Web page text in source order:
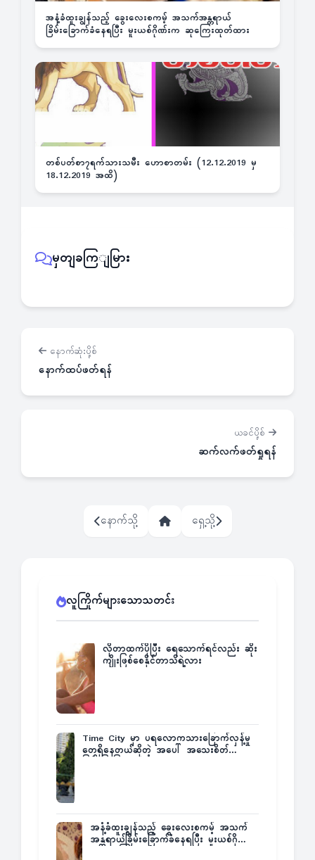
အနံ့ခံထူးချွန်သည့် ခွေးလေးစကမ့် အသက်အန္တရာယ်
ခြိမ်းခြောက်ခံနေရပြီး မူးယစ်ဂိုဏ်းက ဆုကြေးထုတ်ထား
တစ်ပတ်စာ၇ရက်သားသမီး ဟောစာတမ်း (12.12.2019 မှ
18.12.2019 အထိ)
မှတျခကြျမြား
နောက်ဆုံးပို့စ်
နောက်ထပ်ဖတ်ရန်
ယခင်ပို့စ်
ဆက်လက်ဖတ်ရှုရန်
နောက်သို့ ရှေ့သို့
လူကြိုက်များသောသတင်း
လိုတာထက်ပိုပြီး ရေသောက်ရင်လည်း ဆိုး
ကျိုးဖြစ်စေနိုင်တာသိရဲ့လား
Time City မှာ ပရလောကသားခြောက်လှန့်မှု
တွေရှိနေတယ်ဆိုတဲ့ အပေါ် အသေးစိတ်
အနံ့ခံထူးချွန်သည့် ခွေးလေးစကမ့် အသက်
အန္တရာယ်ခြိမ်းခြောက်ခံနေရပြီး မူးယစ်ဂိုဏ်း